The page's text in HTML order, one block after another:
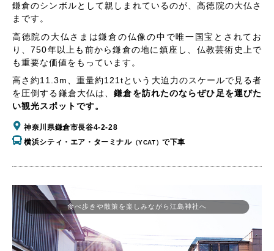
鎌倉のシンボルとして親しまれているのが、高徳院の大仏さ
まです。
高徳院の大仏さまは鎌倉の仏像の中で唯一国宝とされてお
り、750年以上も前から鎌倉の地に鎮座し、仏教芸術史上で
も重要な価値をもっています。
高さ約11.3m、重量約121tという大迫力のスケールで見る者
を圧倒する鎌倉大仏は、鎌倉を訪れたのならぜひ足を運びた
い観光スポットです。
神奈川県鎌倉市長谷4-2-28
横浜シティ・エア・ターミナル（YCAT）で下車
食べ歩きや散策を楽しみながら江島神社へ